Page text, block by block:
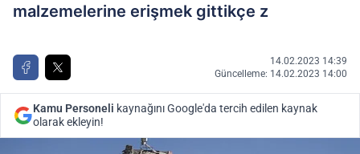
malzemelerine erişmek gittikçe z
14.02.2023 14:39
Güncelleme: 14.02.2023 14:00
Kamu Personeli kaynağını Google'da tercih edilen kaynak
olarak ekleyin!